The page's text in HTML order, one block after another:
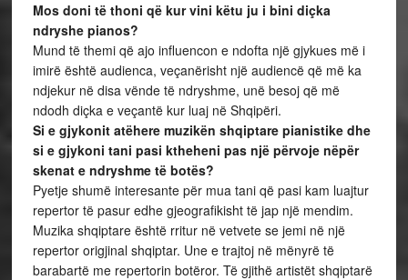
Mos doni të thoni që kur vini këtu ju i bini diçka
ndryshe pianos?
Mund të themi që ajo influencon e ndofta një gjykues më i
imirë është audienca, veçanërisht një audiencë që më ka
ndjekur në disa vënde të ndryshme, unë besoj që më
ndodh diçka e veçantë kur luaj në Shqipëri.
Si e gjykonit atëhere muzikën shqiptare pianistike dhe
si e gjykoni tani pasi ktheheni pas një përvoje nëpër
skenat e ndryshme të botës?
Pyetje shumë interesante për mua tani që pasi kam luajtur
repertor të pasur edhe gjeografikisht të jap një mendim.
Muzika shqiptare është rritur në vetvete se jemi në një
repertor origjinal shqiptar. Une e trajtoj në mënyrë të
barabartë me repertorin botëror. Të gjithë artistët shqiptarë